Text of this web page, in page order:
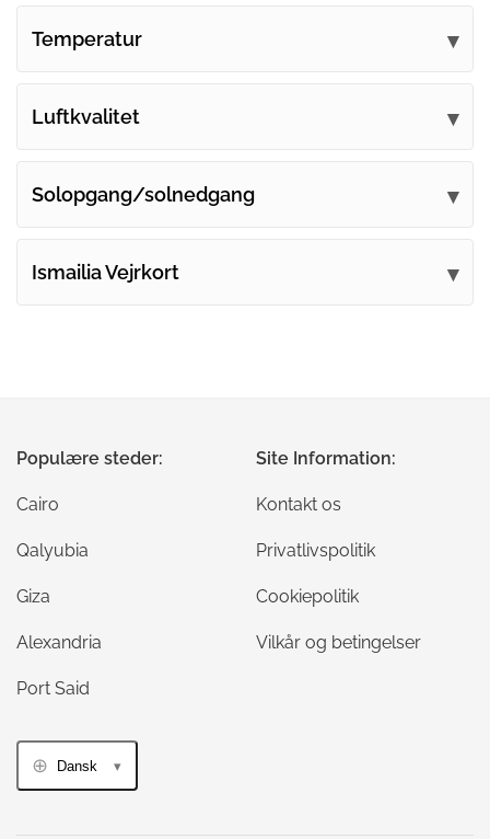
Temperatur
Luftkvalitet
Solopgang/solnedgang
Ismailia Vejrkort
Populære steder:
Cairo
Qalyubia
Giza
Alexandria
Port Said
Site Information:
Kontakt os
Privatlivspolitik
Cookiepolitik
Vilkår og betingelser
Dansk